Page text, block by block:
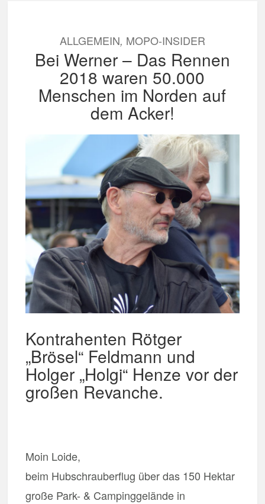
ALLGEMEIN, MOPO-INSIDER
Bei Werner – Das Rennen
2018 waren 50.000
Menschen im Norden auf
dem Acker!
Kontrahenten Rötger
„Brösel“ Feldmann und
Holger „Holgi“ Henze vor der
großen Revanche.
Moin Loide,
beim Hubschrauberflug über das 150 Hektar
große Park- & Campinggelände in